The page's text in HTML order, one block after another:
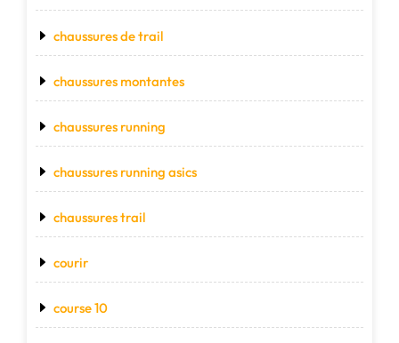
chaussures de trail
chaussures montantes
chaussures running
chaussures running asics
chaussures trail
courir
course 10